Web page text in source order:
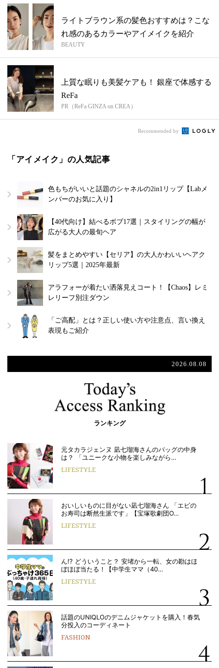
ライトブラウン系の髪色おすすめは？こな
れ感のあるカラーやアイメイクを紹介
BEAUTY
上質な眠りも美髪ケアも！ 銀座で体感する
ReFa
PR（ReFa GINZA on CREA）
Recommended by
「アイメイク」の人気記事
色もちがいいと話題のシャネルの2in1リップ【Labメ
ンバーのお気に入り】
【40代向け】結べるボブ17選｜スタイリングの幅が
広がる大人の最旬ヘア
髪をまとめやすい【セリア】の大人かわいいヘアク
リップ5選｜2025年最新
アラフォーが着たい洒落見えコート！【Chaos】レミ
レリーフ別注ダウン
「ご高配」とは？正しい使い方や注意点、言い換え
表現もご紹介
2026.08.08
ランキング
元タカラジェンヌ 凪七瑠海さんのバッグの中身
は？ 「ユニークな小物を楽しみながら…
LIFESTYLE
おいしいものに目がない凪七瑠海さん 「エビの
お寿司は断然生派です」【宝塚歌劇団O…
LIFESTYLE
ん!? どういうこと？ 安堵から一転、女の勘はほ
ぼほぼ当たる！【中学生ママ（40…
LIFESTYLE
話題のUNIQLOのデニムジャケットを購入！春気
分投入のコーディネート
FASHION